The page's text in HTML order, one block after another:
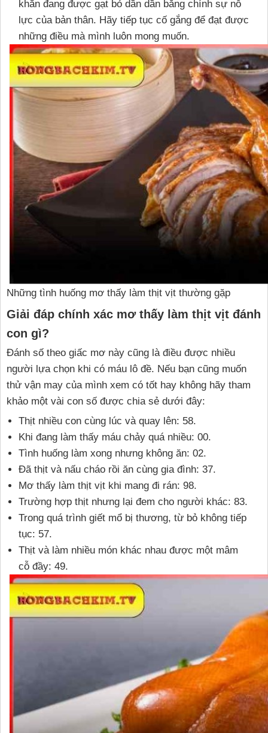
khăn đang được gạt bỏ dần dần bằng chính sự nỗ
lực của bản thân. Hãy tiếp tục cố gắng để đạt được
những điều mà mình luôn mong muốn.
Những tình huống mơ thấy làm thịt vịt thường gặp
Giải đáp chính xác mơ thấy làm thịt vịt đánh
con gì?
Đánh số theo giấc mơ này cũng là điều được nhiều
người lựa chọn khi có máu lô đề. Nếu bạn cũng muốn
thử vận may của mình xem có tốt hay không hãy tham
khảo một vài con số được chia sẻ dưới đây:
Thịt nhiều con cùng lúc và quay lên: 58.
Khi đang làm thấy máu chảy quá nhiều: 00.
Tình huống làm xong nhưng không ăn: 02.
Đã thịt và nấu cháo rồi ăn cùng gia đình: 37.
Mơ thấy làm thịt vịt khi mang đi rán: 98.
Trường hợp thịt nhưng lại đem cho người khác: 83.
Trong quá trình giết mổ bị thương, từ bỏ không tiếp
tục: 57.
Thịt và làm nhiều món khác nhau được một mâm
cỗ đầy: 49.